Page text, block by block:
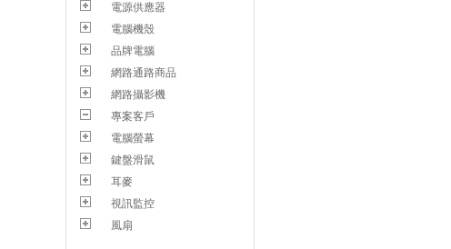
電源供應器
電腦機殼
品牌電腦
網路通路商品
網路攝影機
專案客戶
電腦螢幕
鍵盤滑鼠
耳麥
視訊監控
風扇